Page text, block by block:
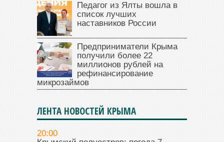
Педагог из Ялты вошла в
список лучших
наставников России
Предприниматели Крыма
получили более 22
миллионов рублей на
рефинансирование
микрозаймов
ЛЕНТА НОВОСТЕЙ КРЫМА
20:00